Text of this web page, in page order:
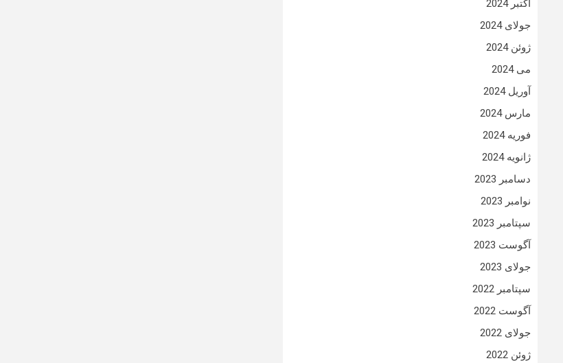
اکتبر 2024
جولای 2024
ژوئن 2024
می 2024
آوریل 2024
مارس 2024
فوریه 2024
ژانویه 2024
دسامبر 2023
نوامبر 2023
سپتامبر 2023
آگوست 2023
جولای 2023
سپتامبر 2022
آگوست 2022
جولای 2022
ژوئن 2022